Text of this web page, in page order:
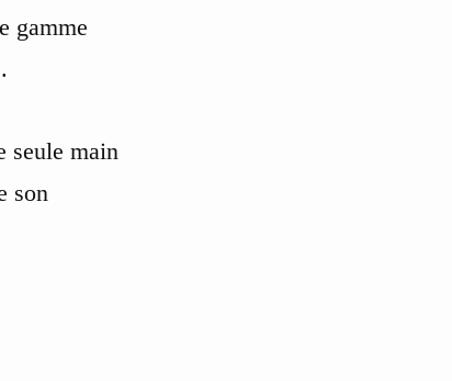
gamme
seule main
son